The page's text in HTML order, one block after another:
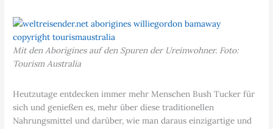
Mit den Aborigines auf den Spuren der Ureinwohner. Foto:
Tourism Australia
Heutzutage entdecken immer mehr Menschen Bush Tucker für
sich und genießen es, mehr über diese traditionellen
Nahrungsmittel und darüber, wie man daraus einzigartige und